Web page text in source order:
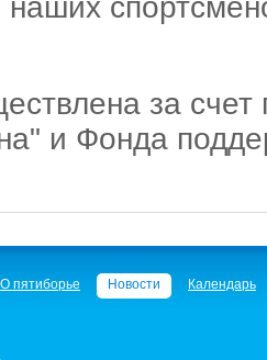
за
и Фонда
О пятиборье Новости Календарь